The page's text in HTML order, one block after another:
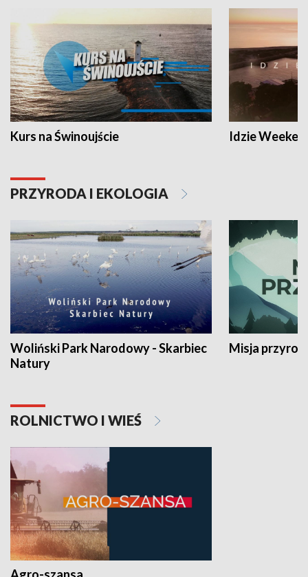
Kurs na Świnoujście Idzie
PRZYRODA I EKOLOGIA
Woliński Park Narodowy - Skarbiec
Natury
Misja
ROLNICTWO I WIEŚ